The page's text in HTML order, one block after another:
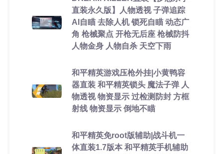
直装永久版】人物透视 子弹追踪
AI自瞄 去除人机 锁死自瞄 动态广
角 枪械聚点 开枪无后座 枪械防抖
人物金身 人物自杀 天空下雨
和平精英游戏压枪外挂|小黄鸭容
器直装 和平精英锁头 魔法子弹 人
物透视 物资显示 过检测防封 方框
射线 物资显示 倒地不瞄
和平精英免root版辅助|战斗机一
体直装1.7版本 和平精英手机辅助